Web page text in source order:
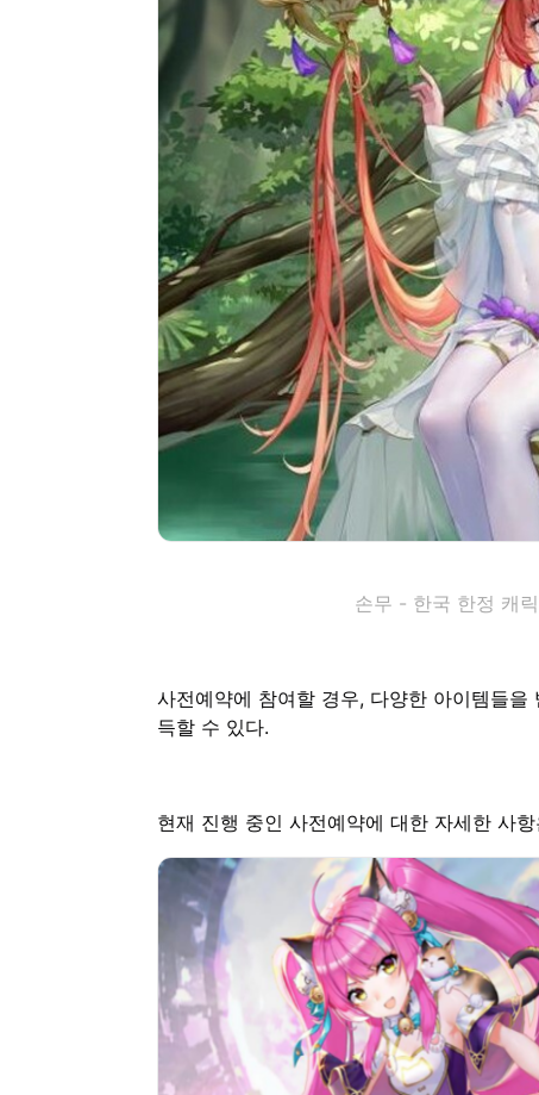
손무 - 한국 한정 캐
사전예약에 참여할 경우, 다양한 아이템들을
득할 수 있다.
현재 진행 중인 사전예약에 대한 자세한 사